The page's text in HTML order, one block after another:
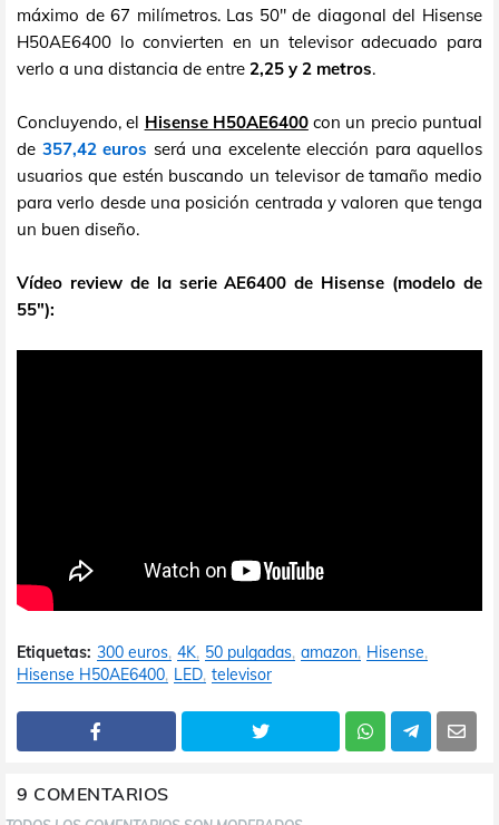
máximo de 67 milímetros. Las 50" de diagonal del Hisense
H50AE6400 lo convierten en un televisor adecuado para
verlo a una distancia de entre 2,25 y 2 metros.
Concluyendo, el Hisense H50AE6400con un precio puntual
de 357,42 euros será una excelente elección para aquellos
usuarios que estén buscando un televisor de tamaño medio
para verlo desde una posición centrada y valoren que tenga
un buen diseño.
Vídeo review de la serie AE6400 de Hisense (modelo de
55"):
Etiquetas: 300 euros 4K 50 pulgadas amazon Hisense
Hisense H50AE6400 LED televisor
9 COMENTARIOS